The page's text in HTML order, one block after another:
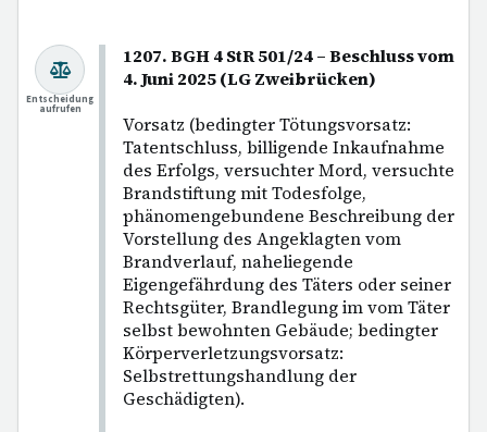
1207. BGH 4 StR 501/24 – Beschluss vom
4. Juni 2025 (LG Zweibrücken)
Vorsatz (bedingter Tötungsvorsatz:
Tatentschluss, billigende Inkaufnahme
des Erfolgs, versuchter Mord, versuchte
Brandstiftung mit Todesfolge,
phänomengebundene Beschreibung der
Vorstellung des Angeklagten vom
Brandverlauf, naheliegende
Eigengefährdung des Täters oder seiner
Rechtsgüter, Brandlegung im vom Täter
selbst bewohnten Gebäude; bedingter
Körperverletzungsvorsatz:
Selbstrettungshandlung der
Geschädigten).
Entscheidung
aufrufen